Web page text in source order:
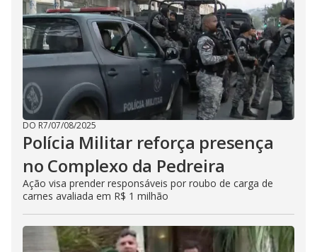
DO R7/07/08/2025
Polícia Militar reforça presença
no Complexo da Pedreira
Ação visa prender responsáveis por roubo de carga de
carnes avaliada em R$ 1 milhão